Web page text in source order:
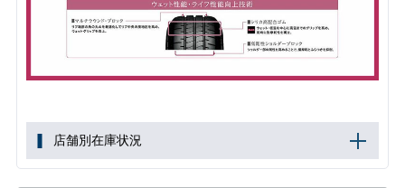
店舗別在庫状況